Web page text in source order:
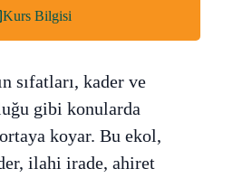
Kurs Bilgisi
sıfatları, kader ve
gibi konularda
koyar. Bu ekol,
ilahi irade, ahiret